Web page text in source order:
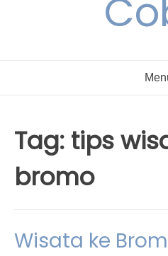
Tag: tips
bromo
Wisata ke